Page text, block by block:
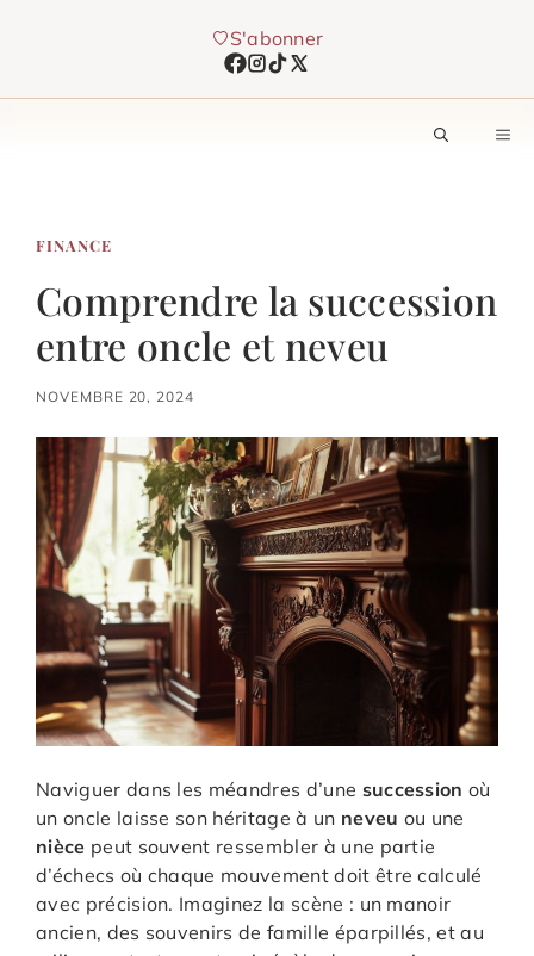
S'abonner
FINANCE
Comprendre la succession
entre oncle et neveu
NOVEMBRE 20, 2024
Naviguer dans les méandres d’une succession où
un oncle laisse son héritage à un neveu ou une
nièce peut souvent ressembler à une partie
d’échecs où chaque mouvement doit être calculé
avec précision. Imaginez la scène : un manoir
ancien, des souvenirs de famille éparpillés, et au